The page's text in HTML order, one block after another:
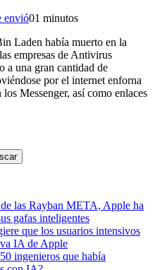
envió01 minutos
Laden había muerto en la
empresas de Antivirus
a una gran cantidad de
por el internet enforna
Messenger, así como enlaces
las Rayban META, Apple ha
gafas inteligentes
que los usuarios intensivos
IA de Apple
ingenieros que había